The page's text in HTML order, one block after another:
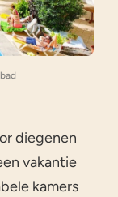
diegenen
vakantie
kamers